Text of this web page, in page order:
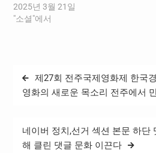
김유원 대표는 미국 산호세
에서 개최된 엔비디아의 연
남아 지역에서 가시적 성과
를 이뤄내겠다는 포부를 밝
2025년 3월 21일
"소셜"에서
글
탐
제27회 전주국제영화제 한국
영화의 새로운 목소리 전주에서
네이버 정치,선거 섹션 본문 하단
해 클린 댓글 문화 이끈다